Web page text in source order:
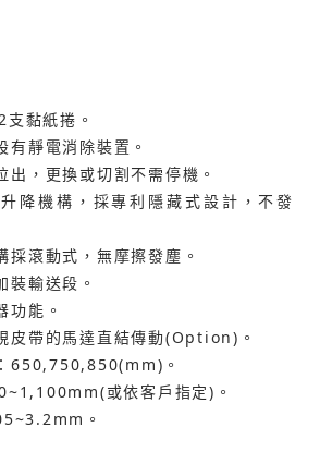
黏紙捲。
有靜電消除裝置。
出，更換或切割不需停機。
降機構，採專利隱藏式設計，不發
採滾動式，無摩擦發塵。
裝輸送段。
功能。
皮帶的馬達直結傳動(Option)。
650,750,850(mm)。
或依客戶指定)。
。